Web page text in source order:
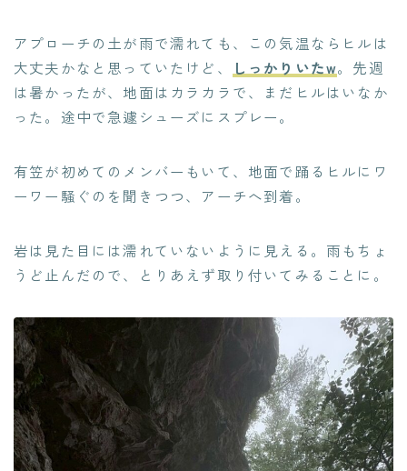
アプローチの土が雨で濡れても、この気温ならヒルは
大丈夫かなと思っていたけど、
しっかりいたw。先週
は暑かったが、地面はカラカラで、まだヒルはいなか
った。途中で急遽シューズにスプレー。
有笠が初めてのメンバーもいて、地面で踊るヒルにワ
ーワー騒ぐのを聞きつつ、アーチへ到着。
岩は見た目には濡れていないように見える。雨もちょ
うど止んだので、とりあえず取り付いてみることに。